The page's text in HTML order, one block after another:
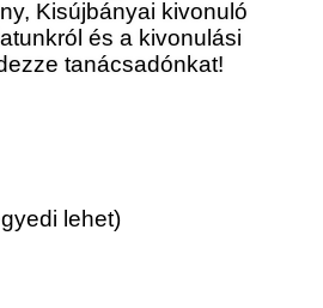
Kisújbányai kivonuló
és a kivonulási
tanácsadónkat!
lehet)